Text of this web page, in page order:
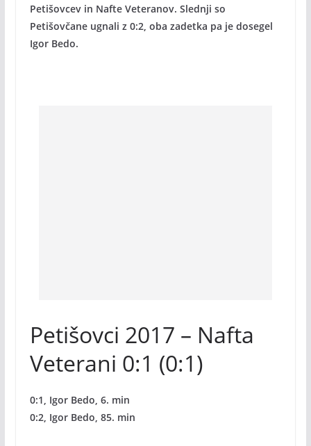
Petišovcev in Nafte Veteranov. Slednji so
Petišovčane ugnali z 0:2, oba zadetka pa je dosegel
Igor Bedo.
Petišovci 2017 – Nafta
Veterani 0:1 (0:1)
0:1, Igor Bedo, 6. min
0:2, Igor Bedo, 85. min